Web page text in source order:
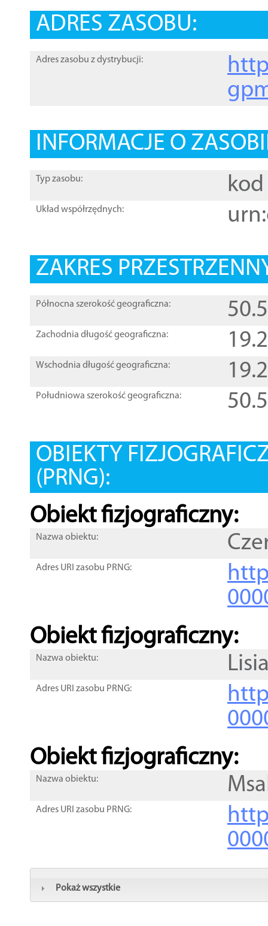
ADRES ZASOBU:
Adres zasobu z dystrybucji:
INFORMACJE O
Typ zasobu: kod
Układ współrzędnych:
ZAKRES
Północna szerokość geograficzna:
Zachodnia długość geograficzna:
Wschodnia długość geograficzna:
Południowa szerokość geograficzna:
OBIEKTY
(PRNG):
Obiekt fizjograficzny:
Nazwa obiektu:
Adres URI zasobu PRNG:
Obiekt fizjograficzny:
Nazwa obiektu:
Adres URI zasobu PRNG:
Obiekt fizjograficzny:
Nazwa obiektu:
Adres URI zasobu PRNG:
Pokaż wszystkie